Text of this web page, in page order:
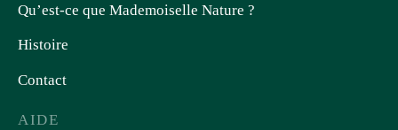
Qu’est-ce que Mademoiselle Nature ?
Histoire
Contact
AIDE